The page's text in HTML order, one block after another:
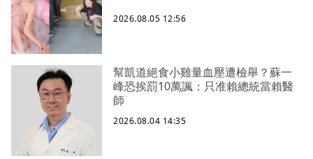
2026.08.05 12:56
幫凱道絕食小雞量血壓遭檢舉？蘇一
峰恐挨罰10萬諷：只准賴總統當賴醫
師
2026.08.04 14:35